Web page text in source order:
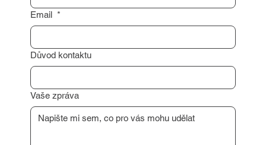
Email *
Důvod kontaktu
Vaše zpráva